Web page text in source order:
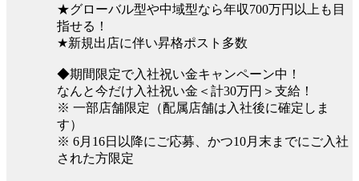
★グローバル型や中域型なら年収700万円以上も目
指せる！
★新規出店に伴い昇格ポスト多数
◆期間限定で入社祝い金キャンペーン中！
なんと今だけ入社祝い金＜計30万円＞支給！
※ 一部店舗限定（配属店舗は入社後に確定しま
す）
※ 6月16日以降にご応募、かつ10月末までにご入社
された方限定